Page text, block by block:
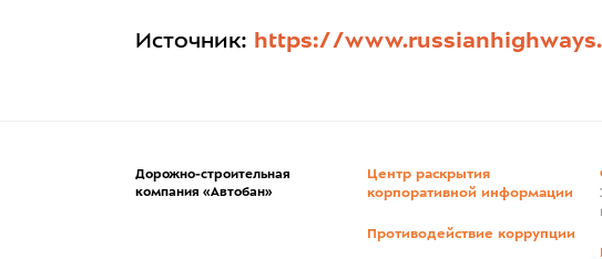
Источник: https://
Дорожно-строительная
компания «Автобан»
Центр раскрытия
корпоративной информации
Противодействие коррупции